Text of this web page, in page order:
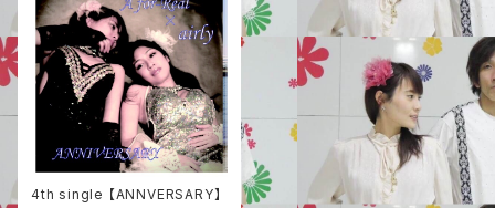
4th single 【ANNVERSARY】